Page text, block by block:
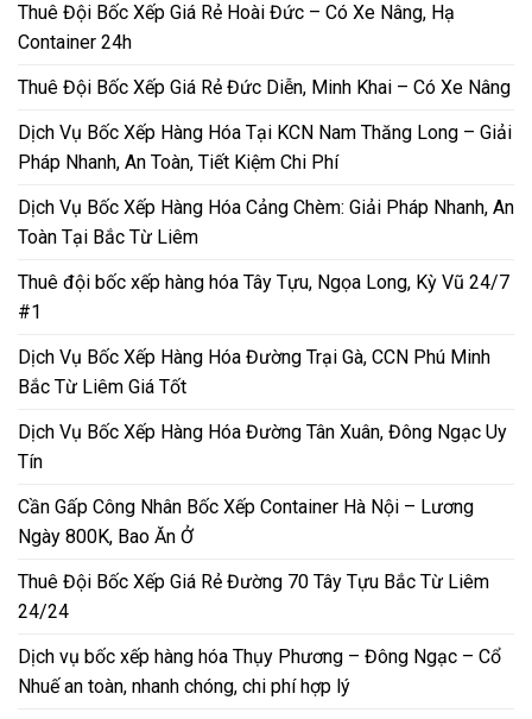
Thuê Đội Bốc Xếp Giá Rẻ Hoài Đức – Có Xe Nâng, Hạ
Container 24h
Thuê Đội Bốc Xếp Giá Rẻ Đức Diễn, Minh Khai – Có Xe Nâng
Dịch Vụ Bốc Xếp Hàng Hóa Tại KCN Nam Thăng Long – Giải
Pháp Nhanh, An Toàn, Tiết Kiệm Chi Phí
Dịch Vụ Bốc Xếp Hàng Hóa Cảng Chèm: Giải Pháp Nhanh, An
Toàn Tại Bắc Từ Liêm
Thuê đội bốc xếp hàng hóa Tây Tựu, Ngọa Long, Kỳ Vũ 24/7
#1
Dịch Vụ Bốc Xếp Hàng Hóa Đường Trại Gà, CCN Phú Minh
Bắc Từ Liêm Giá Tốt
Dịch Vụ Bốc Xếp Hàng Hóa Đường Tân Xuân, Đông Ngạc Uy
Tín
Cần Gấp Công Nhân Bốc Xếp Container Hà Nội – Lương
Ngày 800K, Bao Ăn Ở
Thuê Đội Bốc Xếp Giá Rẻ Đường 70 Tây Tựu Bắc Từ Liêm
24/24
Dịch vụ bốc xếp hàng hóa Thụy Phương – Đông Ngạc – Cổ
Nhuế an toàn, nhanh chóng, chi phí hợp lý